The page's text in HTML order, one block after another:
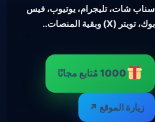
سناب شات، تليجرام، يوتيوب، فيس
بوك، تويتر (X) وبقية المنصات..
1000 مُتابع مجانًا
زيارة الموقع ↗